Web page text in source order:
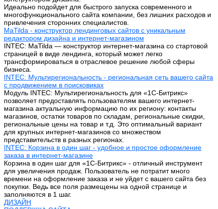
Идеально подойдет для быстрого запуска современного и
многофункционального сайта компании, без лишних расходов и
привлечения сторонних специалистов.
MaTilda - конструктор лендинговых сайтов с уникальным
редактором дизайна и интернет-магазином
INTEC: MaTilda — конструктор интернет-магазина со стартовой
страницей в виде лендинга, который может легко
трансформироваться в отраслевое решение любой сферы
бизнеса.
INTEC: Мультирегиональность - региональная сеть вашего сайта
с продвижением в поисковиках
Модуль INTEC: Мультирегиональность для «1С-Битрикс»
позволяет предоставлять пользователям вашего интернет-
магазина актуальную информацию по их региону: контакты
магазинов, остатки товаров по складам, региональные скидки,
региональные цены на товар и т.д. Это оптимальный вариант
для крупных интернет-магазинов со множеством
представительств в разных регионах.
INTEC: Корзина в один шаг - удобное и простое оформление
заказа в интернет-магазине
Корзина в один шаг для «1С-Битрикс» - отличный инструмент
для увеличения продаж. Пользователь не потратит много
времени на оформление заказа и не уйдет с вашего сайта без
покупки. Ведь все поля размещены на одной странице и
заполняются в 1 шаг.
ДИЗАЙН